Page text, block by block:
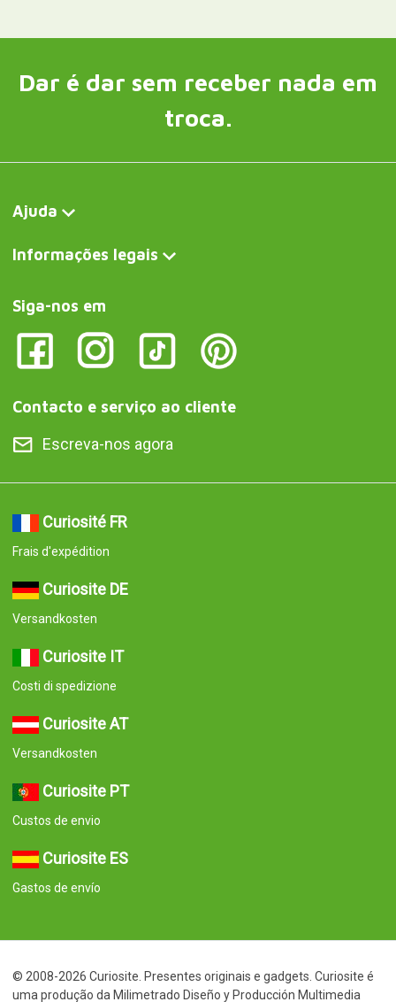
Dar é dar sem receber nada em
troca.
Ajuda
Informações legais
Siga-nos em
Contacto e serviço ao cliente
Escreva-nos agora
Curiosité FR
Frais d'expédition
Curiosite DE
Versandkosten
Curiosite IT
Costi di spedizione
Curiosite AT
Versandkosten
Curiosite PT
Custos de envio
Curiosite ES
Gastos de envío
© 2008-2026 Curiosite. Presentes originais e gadgets. Curiosite é
uma produção da Milimetrado Diseño y Producción Multimedia